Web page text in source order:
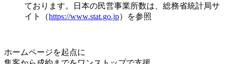
ております。日本の民営事業所数は、総務省統計局サ
イト（https://www.stat.go.jp）を参照
ホームページを起点に